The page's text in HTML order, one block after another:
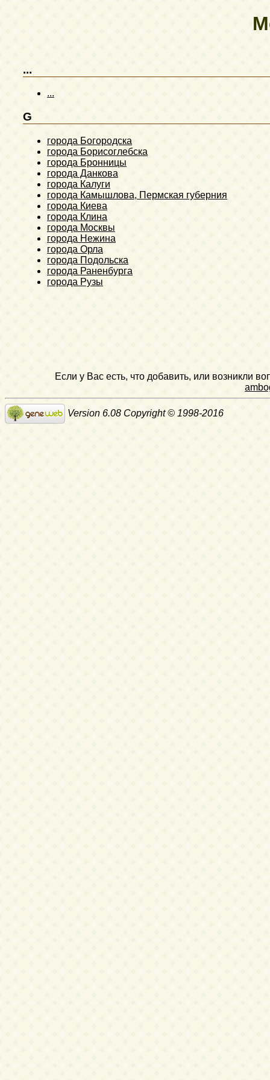
...
...
G
города Богородска
города Борисоглебска
города Бронницы
города Данкова
города Калуги
города Камышлова, Пермская губерния
города Киева
города Клина
города Москвы
города Нежина
города Орла
города Подольска
города Раненбурга
города Рузы
Если у Вас есть, что добавить, или возникли
Version 6.08 Copyright © 1998-2016